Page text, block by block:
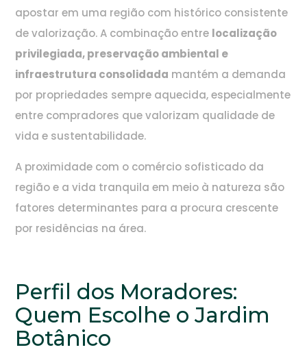
apostar em uma região com histórico consistente
de valorização. A combinação entre localização
privilegiada, preservação ambiental e
infraestrutura consolidada mantém a demanda
por propriedades sempre aquecida, especialmente
entre compradores que valorizam qualidade de
vida e sustentabilidade.
A proximidade com o comércio sofisticado da
região e a vida tranquila em meio à natureza são
fatores determinantes para a procura crescente
por residências na área.
Perfil dos Moradores:
Quem Escolhe o Jardim
Botânico